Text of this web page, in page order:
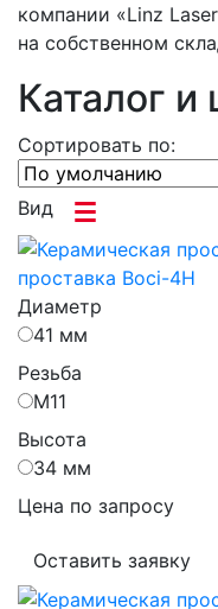
компании «Linz
на собственном
Каталог и
Сортировать по:
Вид
проставка Boci-4H
Диаметр
41 мм
Резьба
М11
Высота
34 мм
Цена по запросу
Оставить заявку